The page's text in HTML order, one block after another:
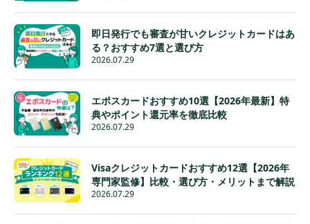
即日発行でも審査が甘いクレジットカードはあ
る？おすすめ7選と選び方
2026.07.29
エポスカードおすすめ10選【2026年最新】特
典やポイント還元率を徹底比較
2026.07.29
Visaクレジットカードおすすめ12選【2026年
専門家監修】比較・選び方・メリットまで解説
2026.07.29